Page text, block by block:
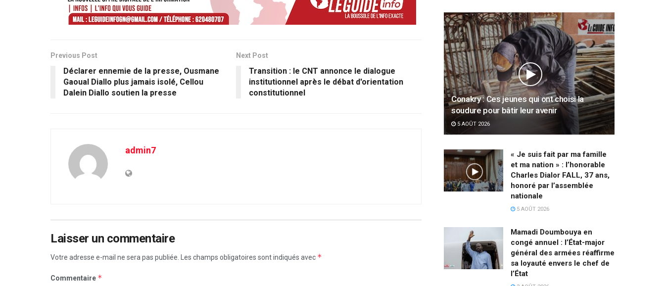
Previous Post
Déclarer ennemie de la presse, Ousmane
Gaoual Diallo plus jamais isolé, Cellou
Dalein Diallo soutien la presse
Next Post
Transition : le CNT annonce le dialogue
institutionnel après le débat d'orientation
constitutionnel
admin7
Laisser un commentaire
Votre adresse e-mail ne sera pas publiée. Les champs obligatoires sont indiqués avec *
Commentaire *
Conakry : Ces jeunes qui ont choisi la
soudure pour bâtir leur avenir
5 AOÛT 2026
« Je suis fait par ma famille
et ma nation » : l’honorable
Charles Dialor FALL, 37 ans,
honoré par l’assemblée
nationale
5 AOÛT 2026
Mamadi Doumbouya en
congé annuel : l’État-major
général des armées réaffirme
sa loyauté envers le chef de
l’État